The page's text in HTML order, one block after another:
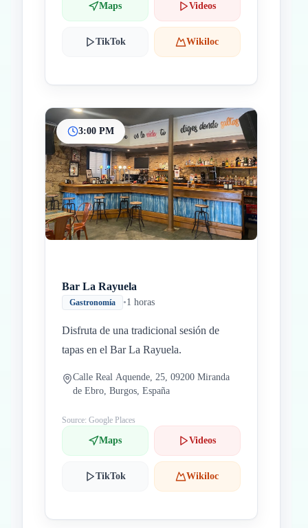
Maps Videos
TikTok Wikiloc
3:00 PM
Bar La Rayuela
Gastronomía •1 horas
Disfruta de una tradicional sesión de
tapas en el Bar La Rayuela.
Calle Real Aquende, 25, 09200 Miranda
de Ebro, Burgos, España
Source: Google Places
Maps Videos
TikTok Wikiloc